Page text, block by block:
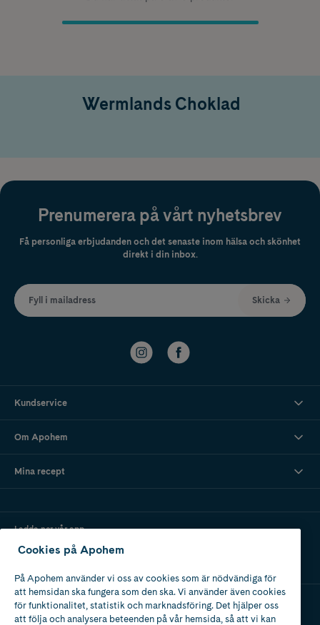
Wermlands Choklad
Prenumerera på vårt nyhetsbrev
Få personliga erbjudanden och det senaste inom hälsa och skönhet
direkt i din inbox.
Fyll i mailadress Skicka
Kundservice
Om Apohem
Mina recept
Ladda ner vår app
Apotek med tillstånd
Cookies på Apohem
På Apohem använder vi oss av cookies som är nödvändiga för
att hemsidan ska fungera som den ska. Vi använder även cookies
för funktionalitet, statistik och marknadsföring. Det hjälper oss
att följa och analysera beteenden på vår hemsida, så att vi kan